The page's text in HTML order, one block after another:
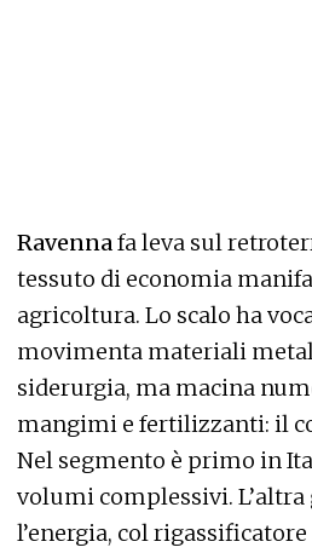
Ravennafa leva sul
tessuto di economia
agricoltura. Lo scalo ha
movimenta materiali
siderurgia, ma macina
mangimi e fertilizzanti: il
Nel segmento è primo in
volumi complessivi. L’altra
l’energia, col